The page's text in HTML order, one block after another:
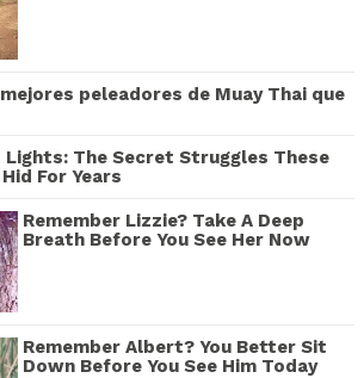
peleadores de Muay Thai que
The Secret Struggles These
For Years
Remember Lizzie? Take A Deep
Breath Before You See Her Now
Remember Albert? You Better Sit
Down Before You See Him Today